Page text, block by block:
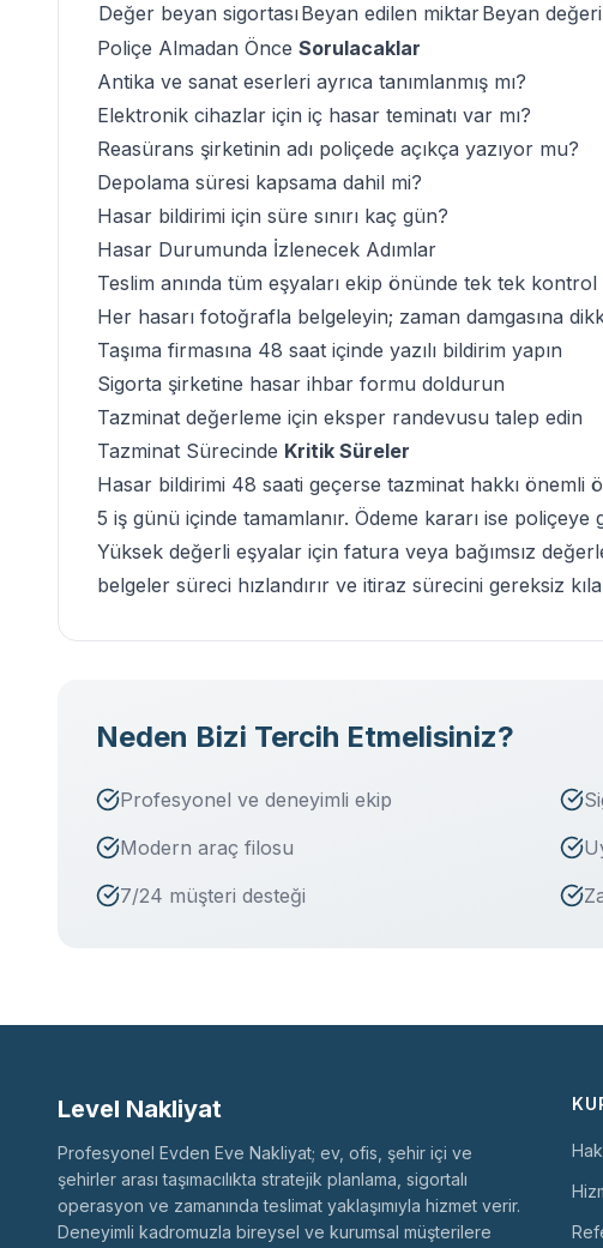
Değer beyan sigortasıBeyan edilen miktarBeyan değeri
Poliçe Almadan Önce Sorulacaklar
Antika ve sanat eserleri ayrıca tanımlanmış mı?
Elektronik cihazlar için iç hasar teminatı var mı?
Reasürans şirketinin adı poliçede açıkça yazıyor mu?
Depolama süresi kapsama dahil mi?
Hasar bildirimi için süre sınırı kaç gün?
Hasar Durumunda İzlenecek Adımlar
Teslim anında tüm eşyaları ekip önünde tek tek kontrol
Her hasarı fotoğrafla belgeleyin; zaman damgasına
Taşıma firmasına 48 saat içinde yazılı bildirim yapın
Sigorta şirketine hasar ihbar formu doldurun
Tazminat değerleme için eksper randevusu talep edin
Tazminat Sürecinde Kritik Süreler
Hasar bildirimi 48 saati geçerse tazminat hakkı önemli
5 iş günü içinde tamamlanır. Ödeme kararı ise poliçeye
Yüksek değerli eşyalar için fatura veya bağımsız
belgeler süreci hızlandırır ve itiraz sürecini gereksiz
Neden Bizi Tercih Etmelisiniz?
Profesyonel ve deneyimli ekip
Modern araç filosu
7/24 müşteri desteği
Level Nakliyat
Profesyonel Evden Eve Nakliyat; ev, ofis, şehir içi ve
şehirler arası taşımacılıkta stratejik planlama, sigortalı
operasyon ve zamanında teslimat yaklaşımıyla hizmet verir.
Deneyimli kadromuzla bireysel ve kurumsal müşterilere